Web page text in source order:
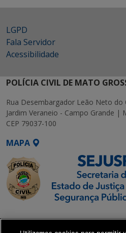
LGPD
Fala Servidor
Acessibilidade
POLÍCIA CIVIL DE MATO
Rua Desembargador Leão Neto do
Jardim Veraneio - Campo Grande |
CEP 79037-100
MAPA